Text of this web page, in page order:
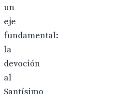
un
eje
fundamental:
la
devoción
al